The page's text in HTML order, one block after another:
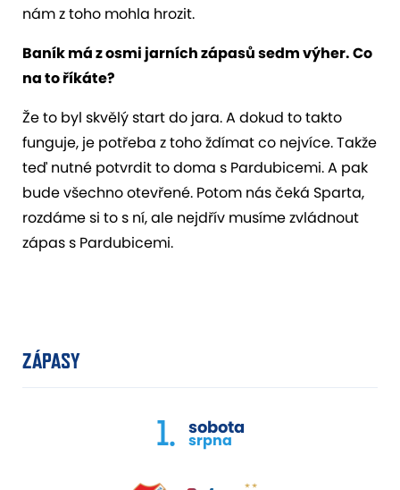
nám z toho mohla hrozit.
Baník má z osmi jarních zápasů sedm výher. Co
na to říkáte?
Že to byl skvělý start do jara. A dokud to takto
funguje, je potřeba z toho ždímat co nejvíce. Takže
teď nutné potvrdit to doma s Pardubicemi. A pak
bude všechno otevřené. Potom nás čeká Sparta,
rozdáme si to s ní, ale nejdřív musíme zvládnout
zápas s Pardubicemi.
ZÁPASY
1. sobota
srpna